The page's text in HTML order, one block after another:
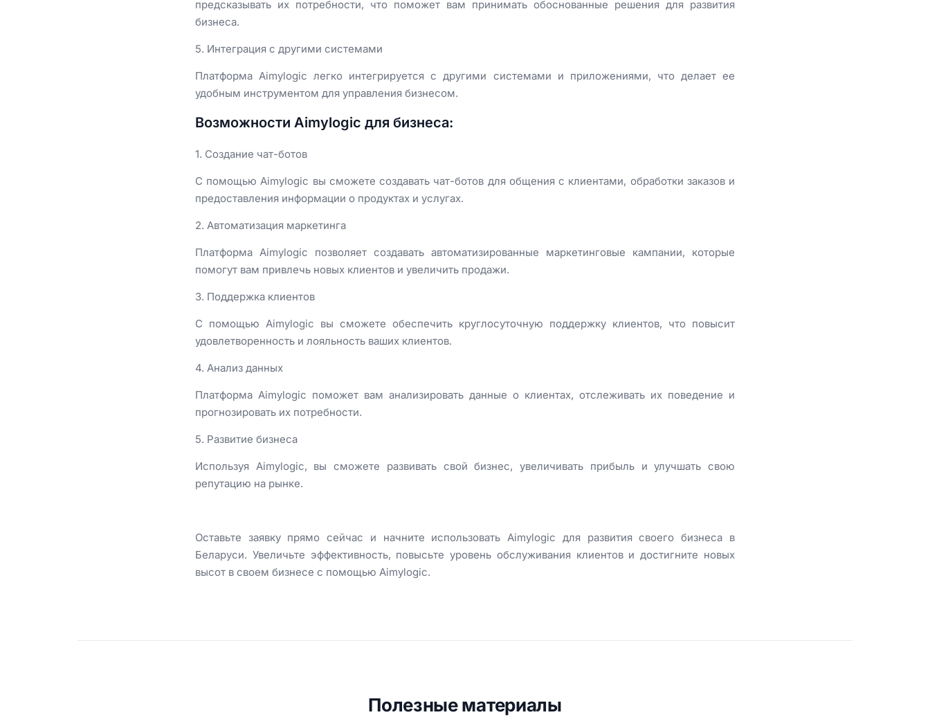
предсказывать их потребности, что поможет вам принимать обоснованные решения для развития
бизнеса.
5. Интеграция с другими системами
Платформа Aimylogic легко интегрируется с другими системами и приложениями, что делает ее
удобным инструментом для управления бизнесом.
Возможности Aimylogic для бизнеса:
1. Создание чат-ботов
С помощью Aimylogic вы сможете создавать чат-ботов для общения с клиентами, обработки заказов и
предоставления информации о продуктах и услугах.
2. Автоматизация маркетинга
Платформа Aimylogic позволяет создавать автоматизированные маркетинговые кампании, которые
помогут вам привлечь новых клиентов и увеличить продажи.
3. Поддержка клиентов
С помощью Aimylogic вы сможете обеспечить круглосуточную поддержку клиентов, что повысит
удовлетворенность и лояльность ваших клиентов.
4. Анализ данных
Платформа Aimylogic поможет вам анализировать данные о клиентах, отслеживать их поведение и
прогнозировать их потребности.
5. Развитие бизнеса
Используя Aimylogic, вы сможете развивать свой бизнес, увеличивать прибыль и улучшать свою
репутацию на рынке.
Оставьте заявку прямо сейчас и начните использовать Aimylogic для развития своего бизнеса в
Беларуси. Увеличьте эффективность, повысьте уровень обслуживания клиентов и достигните новых
высот в своем бизнесе с помощью Aimylogic.
Полезные материалы